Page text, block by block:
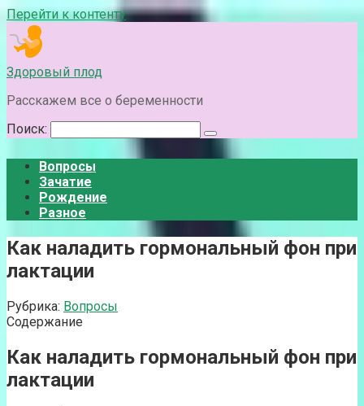
Перейти к контенту
Здоровый плод
Расскажем все о беременности
Поиск:
Вопросы
Зачатие
Рождение
Разное
Как наладить гормональный фон при
лактации
Рубрика: Вопросы
Содержание
Как наладить гормональный фон при
лактации